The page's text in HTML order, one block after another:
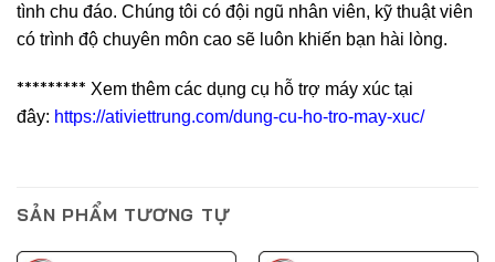
tình chu đáo. Chúng tôi có đội ngũ nhân viên, kỹ thuật viên
có trình độ chuyên môn cao sẽ luôn khiến bạn hài lòng.
********* Xem thêm các dụng cụ hỗ trợ máy xúc tại
đây: https://ativiettrung.com/dung-cu-ho-tro-may-xuc/
SẢN PHẨM TƯƠNG TỰ